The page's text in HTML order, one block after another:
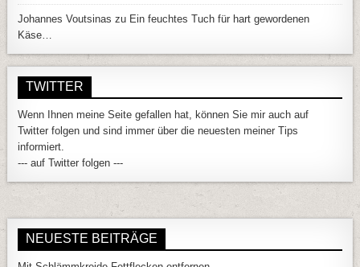
Johannes Voutsinas zu Ein feuchtes Tuch für hart gewordenen
Käse…
TWITTER
Wenn Ihnen meine Seite gefallen hat, können Sie mir auch auf
Twitter folgen und sind immer über die neuesten meiner Tips
informiert.
--- auf Twitter folgen ---
NEUESTE BEITRÄGE